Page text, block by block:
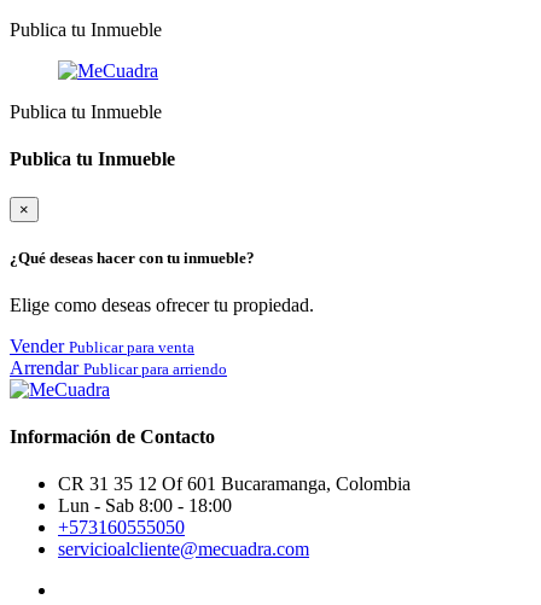
Publica tu Inmueble
Publica tu Inmueble
Publica tu Inmueble
×
¿Qué deseas hacer con tu inmueble?
Elige como deseas ofrecer tu propiedad.
Vender Publicar para venta
Arrendar Publicar para arriendo
Información de Contacto
CR 31 35 12 Of 601 Bucaramanga, Colombia
Lun - Sab 8:00 - 18:00
+573160555050
servicioalcliente@mecuadra.com